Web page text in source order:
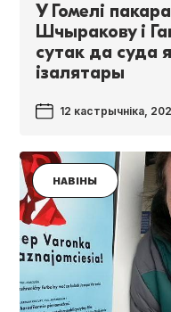
У Гомелі
Шчыракову і
сутак да суда
ізалятары
12 кастрычніка,
НАВІНЫ